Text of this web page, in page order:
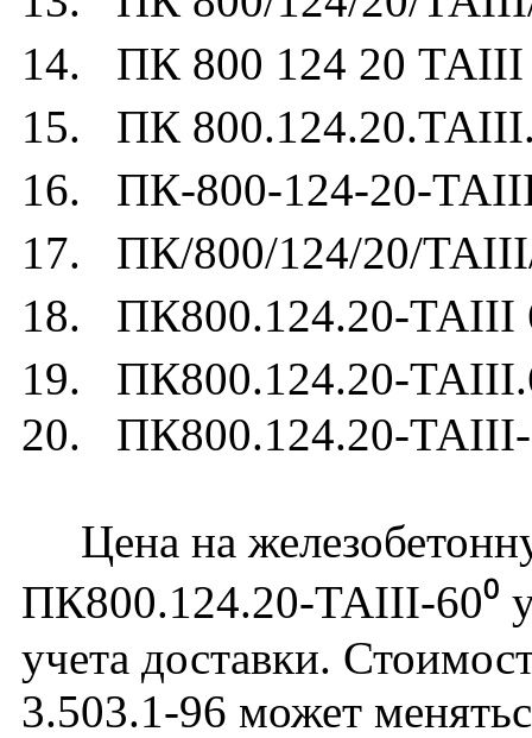
14. ПК 800 124 20 ТАIII
15. ПК
16. ПК-800-124-20-
17. ПК/800/124/20/
18. ПК800.124.20-ТАIII
19. ПК800.124.20-
20. ПК800.124.20-
Цена на
ПК800.124.20-ТАIII-60⁰
учета доставки.
3.503.1-96 может